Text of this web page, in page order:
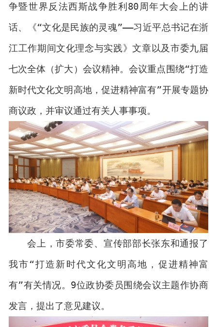
争暨世界反法西斯战争胜利80周年大会上的讲
话、《“文化是民族的灵魂”——习近平总书记在浙
江工作期间文化理念与实践》文章以及市委九届
七次全体（扩大）会议精神。会议重点围绕“打造
新时代文化文明高地，促进精神富有”开展专题协
商议政，并审议通过有关人事事项。
会上，市委常委、宣传部部长张东和通报了
我市“打造新时代文化文明高地，促进精神富
有”有关情况。9位政协委员围绕会议主题作协商
发言，提出了意见建议。